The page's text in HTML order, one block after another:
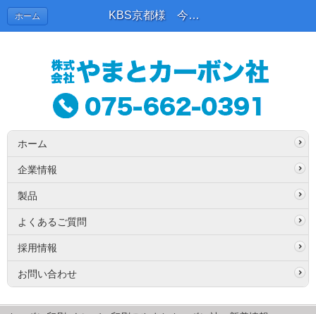
KBS京都様 今年も祇園祭うちわにARを採用いただきました | 新着情報
ホーム
ホーム
企業情報
製品
よくあるご質問
採用情報
お問い合わせ